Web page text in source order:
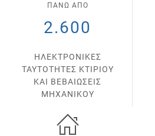
ΠΑΝΩ ΑΠΟ
2.600
ΗΛΕΚΤΡΟΝΙΚΕΣ
ΤΑΥΤΟΤΗΤΕΣ ΚΤΙΡΙΟΥ
ΚΑΙ ΒΕΒΑΙΩΣΕΙΣ
ΜΗΧΑΝΙΚΟΥ